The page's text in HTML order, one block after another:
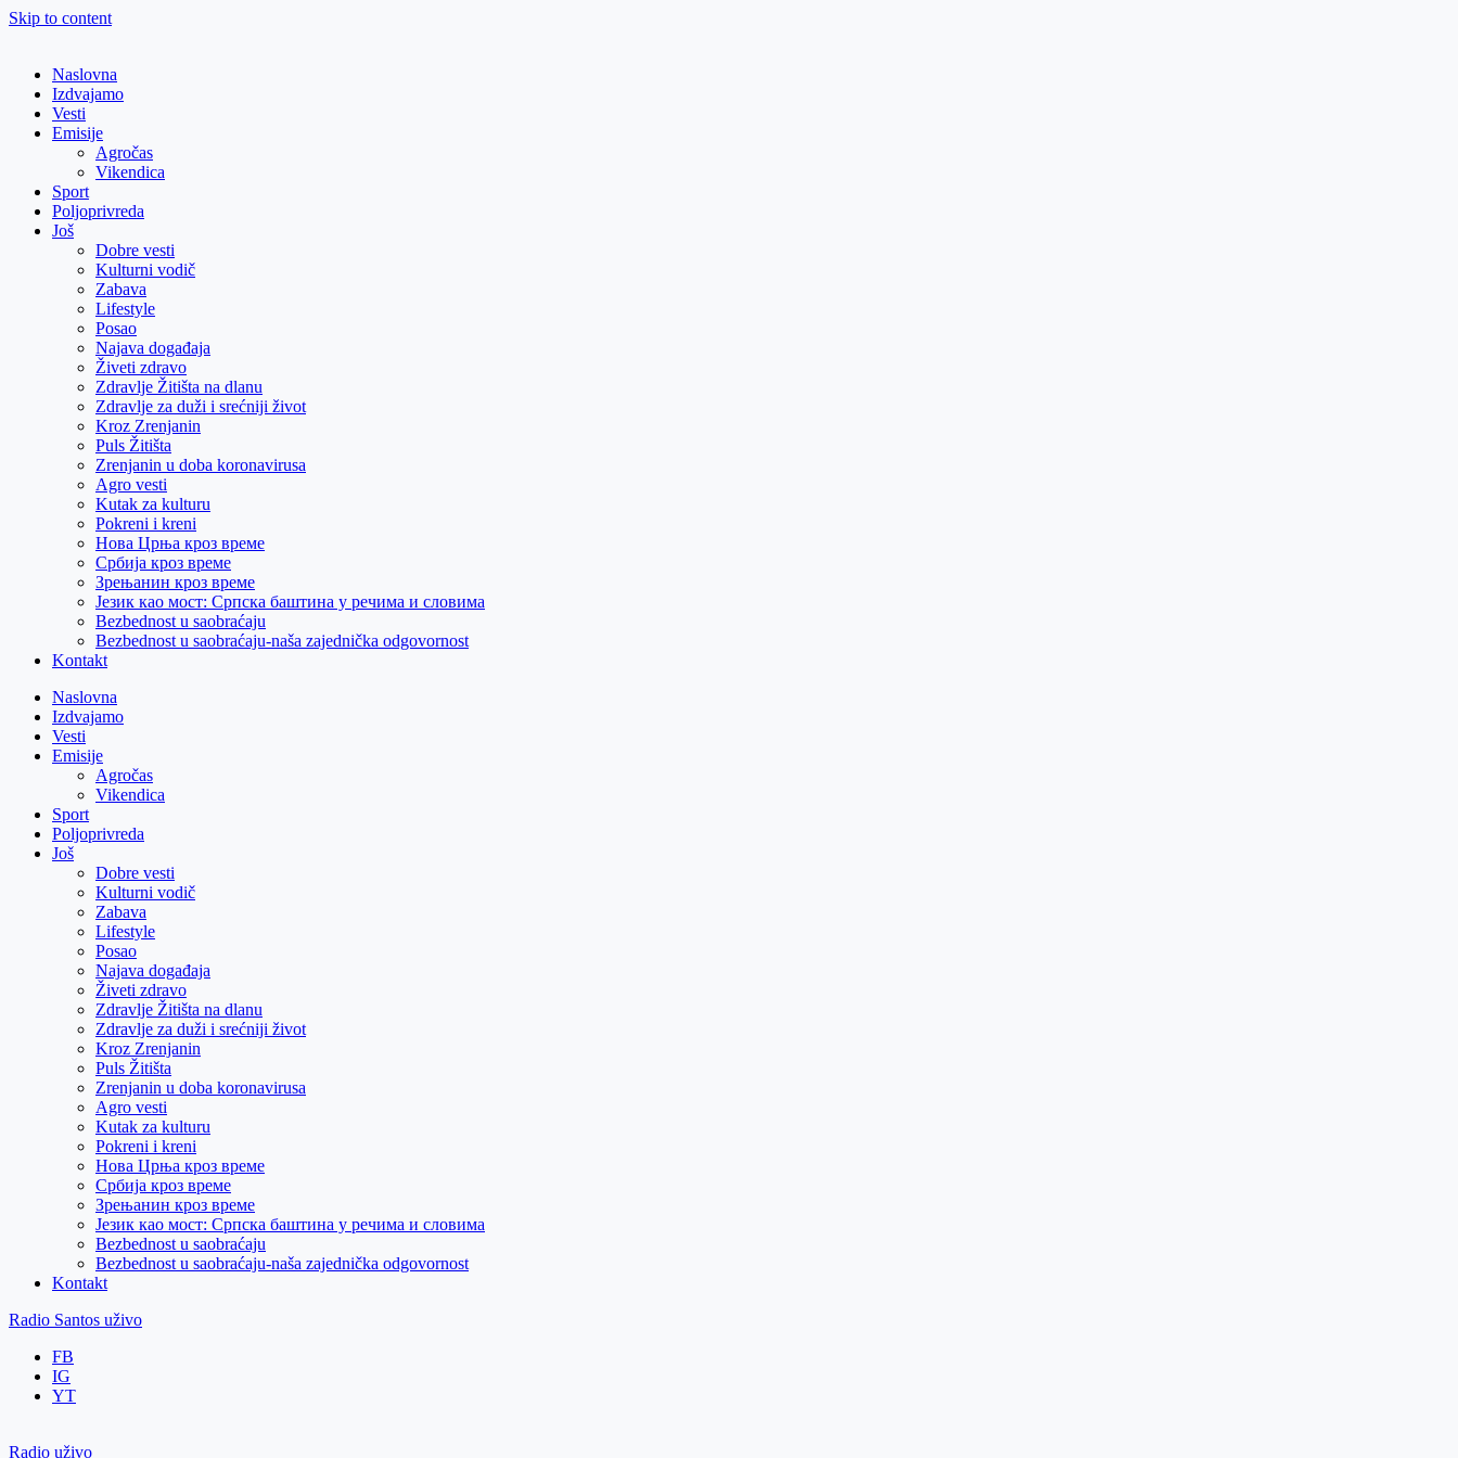
Skip to content
Naslovna
Izdvajamo
Vesti
Emisije
Agročas
Vikendica
Sport
Poljoprivreda
Još
Dobre vesti
Kulturni vodič
Zabava
Lifestyle
Posao
Najava događaja
Živeti zdravo
Zdravlje Žitišta na dlanu
Zdravlje za duži i srećniji život
Kroz Zrenjanin
Puls Žitišta
Zrenjanin u doba koronavirusa
Agro vesti
Kutak za kulturu
Pokreni i kreni
Нова Црња кроз време
Србија кроз време
Зрењанин кроз време
Језик као мост: Српска баштина у речима и словима
Bezbednost u saobraćaju
Bezbednost u saobraćaju-naša zajednička odgovornost
Kontakt
Naslovna
Izdvajamo
Vesti
Emisije
Agročas
Vikendica
Sport
Poljoprivreda
Još
Dobre vesti
Kulturni vodič
Zabava
Lifestyle
Posao
Najava događaja
Živeti zdravo
Zdravlje Žitišta na dlanu
Zdravlje za duži i srećniji život
Kroz Zrenjanin
Puls Žitišta
Zrenjanin u doba koronavirusa
Agro vesti
Kutak za kulturu
Pokreni i kreni
Нова Црња кроз време
Србија кроз време
Зрењанин кроз време
Језик као мост: Српска баштина у речима и словима
Bezbednost u saobraćaju
Bezbednost u saobraćaju-naša zajednička odgovornost
Kontakt
Radio Santos uživo
FB
IG
YT
Radio uživo